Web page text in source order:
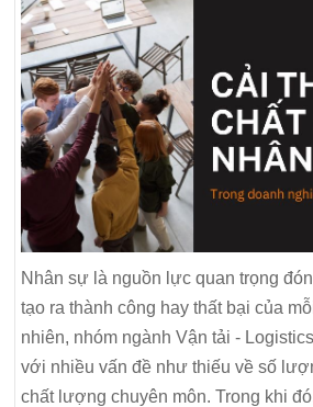
Nhân sự là nguồn lực quan trọng
tạo ra thành công hay thất bại của
nhiên, nhóm ngành Vận tải -
với nhiều vấn đề như thiếu về số
chất lượng chuyên môn. Trong khi